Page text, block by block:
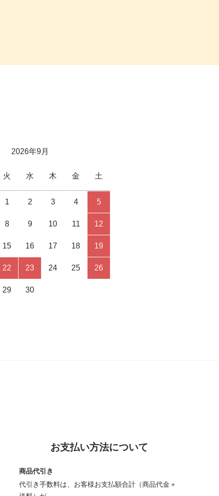
2026年9月
火 水 木 金 土
1 2 3 4 5
8 9 10 11 12
15 16 17 18 19
22 23 24 25 26
29 30
お支払い方法について
商品代引き
代引き手数料は、お客様お支払額合計（商品代金＋